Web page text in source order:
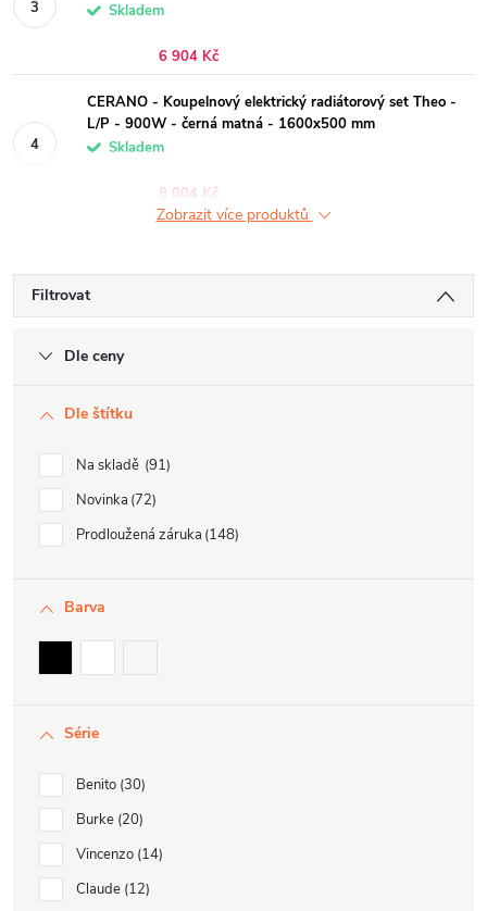
Skladem
6 904 Kč
CERANO - Koupelnový elektrický radiátorový set Theo -
L/P - 900W - černá matná - 1600x500 mm
Skladem
8 004 Kč
Zobrazit více produktů
Filtrovat
Dle ceny
Dle štítku
Na skladě 91
Novinka 72
Prodloužená záruka 148
Barva
Série
Benito 30
Burke 20
Vincenzo 14
Claude 12